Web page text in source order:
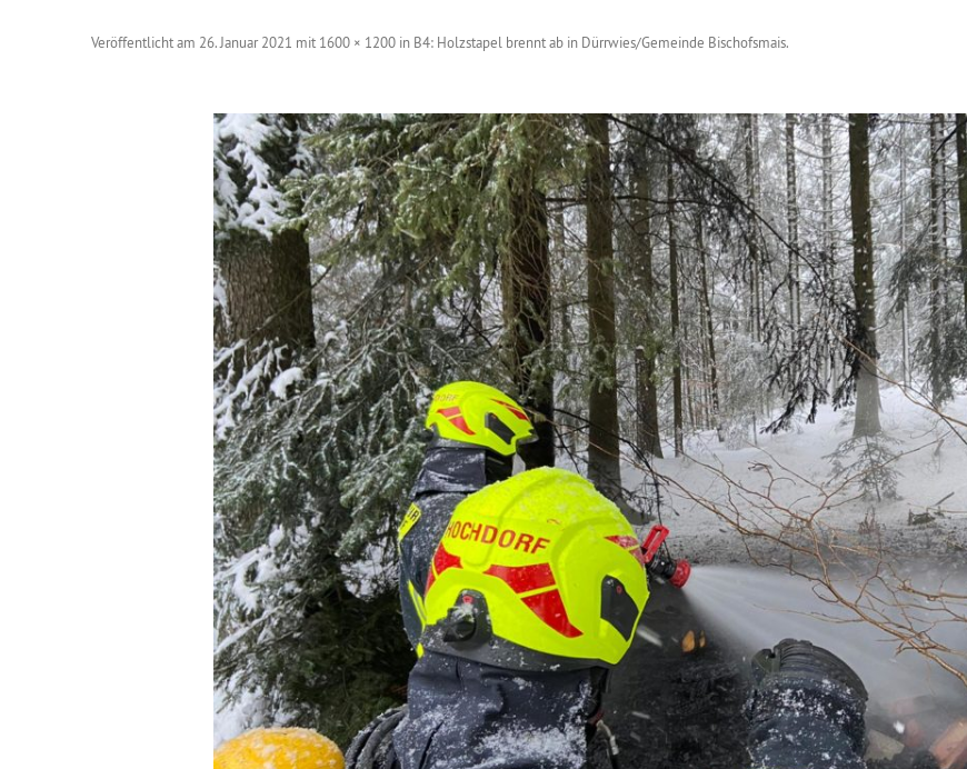
Veröffentlicht am 26. Januar 2021 mit 1600 × 1200 in B4: Holzstapel brennt ab in Dürrwies/Gemeinde Bischofsmais.